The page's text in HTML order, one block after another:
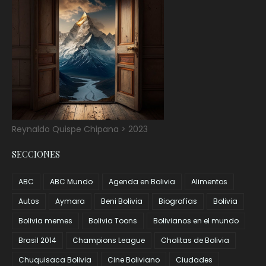
Reynaldo Quispe Chipana > 2023
SECCIONES
ABC ABC Mundo Agenda en Bolivia
Alimentos
Autos
Aymara Beni Bolivia Biografías
Bolivia
Bolivia memes
Bolivia Toons
Bolivianos en el mundo
Brasil 2014
Champions League
Cholitas de Bolivia
Chuquisaca Bolivia
Cine Boliviano
Ciudades